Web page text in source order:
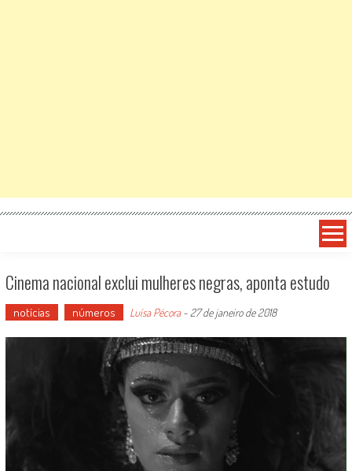
Cinema nacional exclui mulheres negras, aponta estudo
notícias números Luísa Pécora- 27 de janeiro de 2018